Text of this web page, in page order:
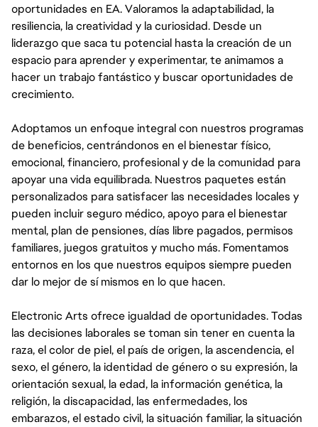
oportunidades en EA. Valoramos la adaptabilidad, la
resiliencia, la creatividad y la curiosidad. Desde un
liderazgo que saca tu potencial hasta la creación de un
espacio para aprender y experimentar, te animamos a
hacer un trabajo fantástico y buscar oportunidades de
crecimiento.
Adoptamos un enfoque integral con nuestros programas
de beneficios, centrándonos en el bienestar físico,
emocional, financiero, profesional y de la comunidad para
apoyar una vida equilibrada. Nuestros paquetes están
personalizados para satisfacer las necesidades locales y
pueden incluir seguro médico, apoyo para el bienestar
mental, plan de pensiones, días libre pagados, permisos
familiares, juegos gratuitos y mucho más. Fomentamos
entornos en los que nuestros equipos siempre pueden
dar lo mejor de sí mismos en lo que hacen.
Electronic Arts ofrece igualdad de oportunidades. Todas
las decisiones laborales se toman sin tener en cuenta la
raza, el color de piel, el país de origen, la ascendencia, el
sexo, el género, la identidad de género o su expresión, la
orientación sexual, la edad, la información genética, la
religión, la discapacidad, las enfermedades, los
embarazos, el estado civil, la situación familiar, la situación